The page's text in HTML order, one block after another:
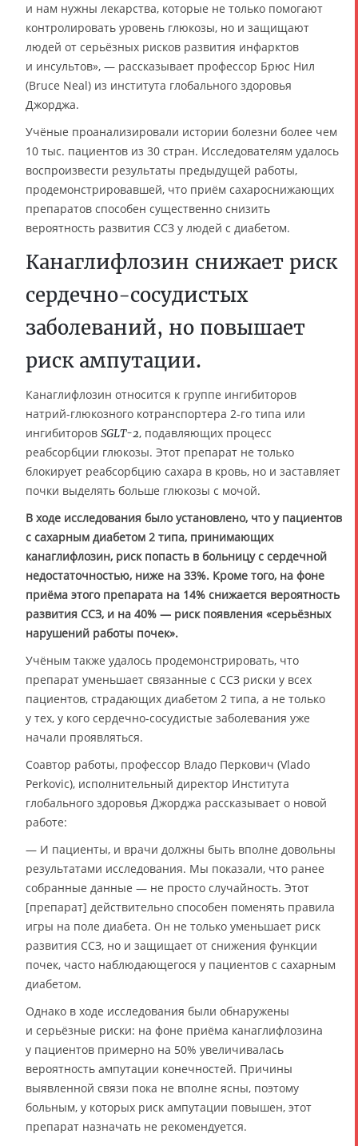
и нам нужны лекарства, которые не только помогают
контролировать уровень глюкозы, но и защищают
людей от серьёзных рисков развития инфарктов
и инсультов», — рассказывает профессор Брюс Нил
(Bruce Neal) из института глобального здоровья
Джорджа.
Учёные проанализировали истории болезни более чем
10 тыс. пациентов из 30 стран. Исследователям удалось
воспроизвести результаты предыдущей работы,
продемонстрировавшей, что приём сахароснижающих
препаратов способен существенно снизить
вероятность развития ССЗ у людей с диабетом.
Канаглифлозин снижает риск
сердечно-сосудистых
заболеваний, но повышает
риск ампутации.
Канаглифлозин относится к группе ингибиторов
натрий-глюкозного котранспортера 2-го типа или
ингибиторов SGLT-2, подавляющих процесс
реабсорбции глюкозы. Этот препарат не только
блокирует реабсорбцию сахара в кровь, но и заставляет
почки выделять больше глюкозы с мочой.
В ходе исследования было установлено, что у пациентов
с сахарным диабетом 2 типа, принимающих
канаглифлозин, риск попасть в больницу с сердечной
недостаточностью, ниже на 33%. Кроме того, на фоне
приёма этого препарата на 14% снижается вероятность
развития ССЗ, и на 40% — риск появления «серьёзных
нарушений работы почек».
Учёным также удалось продемонстрировать, что
препарат уменьшает связанные с ССЗ риски у всех
пациентов, страдающих диабетом 2 типа, а не только
у тех, у кого сердечно-сосудистые заболевания уже
начали проявляться.
Соавтор работы, профессор Владо Перкович (Vlado
Perkovic), исполнительный директор Института
глобального здоровья Джорджа рассказывает о новой
работе:
— И пациенты, и врачи должны быть вполне довольны
результатами исследования. Мы показали, что ранее
собранные данные — не просто случайность. Этот
[препарат] действительно способен поменять правила
игры на поле диабета. Он не только уменьшает риск
развития ССЗ, но и защищает от снижения функции
почек, часто наблюдающегося у пациентов с сахарным
диабетом.
Однако в ходе исследования были обнаружены
и серьёзные риски: на фоне приёма канаглифлозина
у пациентов примерно на 50% увеличивалась
вероятность ампутации конечностей. Причины
выявленной связи пока не вполне ясны, поэтому
больным, у которых риск ампутации повышен, этот
препарат назначать не рекомендуется.